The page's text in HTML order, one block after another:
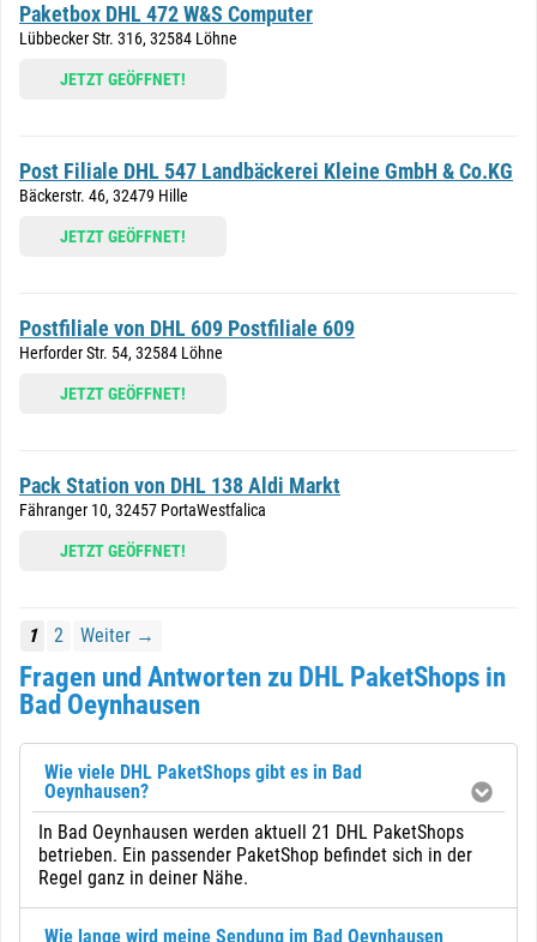
Paketbox DHL 472 W&S Computer
Lübbecker Str. 316, 32584 Löhne
JETZT GEÖFFNET!
Post Filiale DHL 547 Landbäckerei Kleine GmbH & Co.KG
Bäckerstr. 46, 32479 Hille
JETZT GEÖFFNET!
Postfiliale von DHL 609 Postfiliale 609
Herforder Str. 54, 32584 Löhne
JETZT GEÖFFNET!
Pack Station von DHL 138 Aldi Markt
Fähranger 10, 32457 PortaWestfalica
JETZT GEÖFFNET!
1 2 Weiter →
Fragen und Antworten zu DHL PaketShops in
Bad Oeynhausen
Wie viele DHL PaketShops gibt es in Bad
Oeynhausen?
In Bad Oeynhausen werden aktuell 21 DHL PaketShops
betrieben. Ein passender PaketShop befindet sich in der
Regel ganz in deiner Nähe.
Wie lange wird meine Sendung im Bad Oeynhausen